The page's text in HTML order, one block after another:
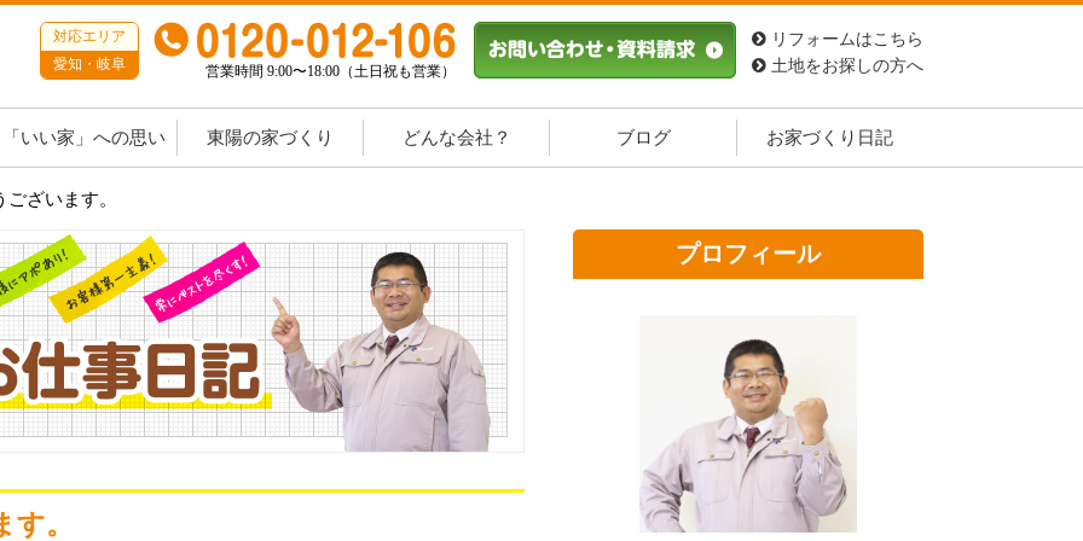
対応エリア
愛知・岐阜
営業時間 9:00〜18:00（土日祝も営業）
リフォームはこちら
土地をお探しの方へ
「いい家」への思い 東陽の家づくり どんな会社？ ブログ お家づくり日記
ざいます。
。
プロフィール